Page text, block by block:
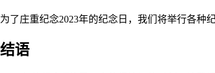
为了庄重纪念2023年的纪念日，我们将举行各种
结语